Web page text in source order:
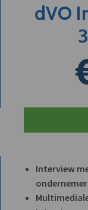
dVO
Interview